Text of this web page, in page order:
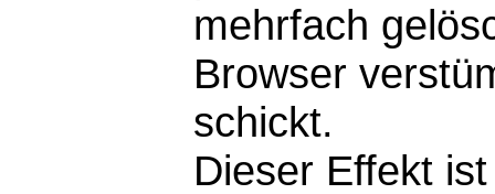
mehrfach
Browser
schickt.
Dieser Effekt